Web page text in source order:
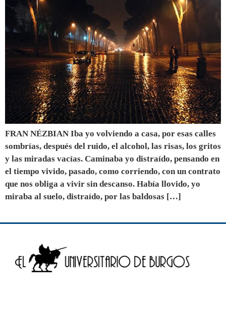
FRAN NÉZBIAN Iba yo volviendo a casa, por esas calles
sombrías, después del ruido, el alcohol, las risas, los gritos
y las miradas vacías. Caminaba yo distraído, pensando en
el tiempo vivido, pasado, como corriendo, con un contrato
que nos obliga a vivir sin descanso. Había llovido, yo
miraba al suelo, distraído, por las baldosas […]